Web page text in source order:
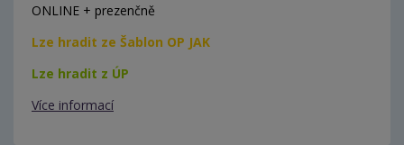
ONLINE + prezenčně
Lze hradit ze Šablon OP JAK
Lze hradit z ÚP
Více informací